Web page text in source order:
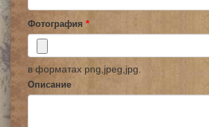
Фотография *
в форматах png,jpeg,jpg.
Описание